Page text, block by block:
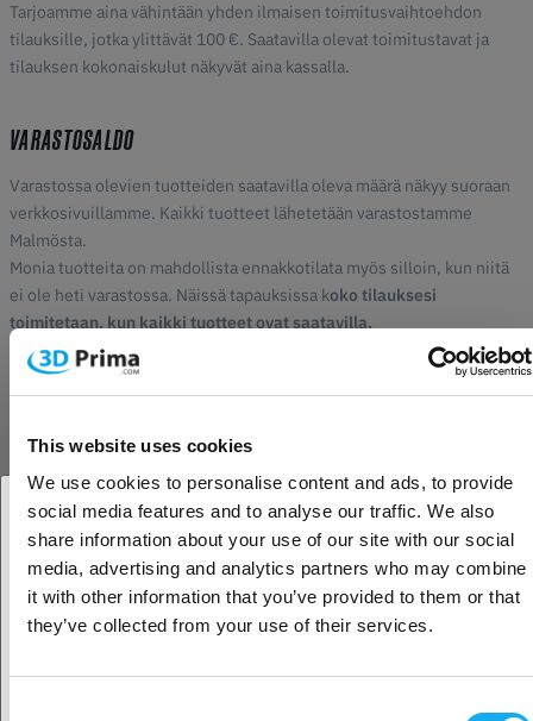
This website uses cookies
We use cookies to personalise content and ads, to provide
social media features and to analyse our traffic. We also
share information about your use of our site with our social
media, advertising and analytics partners who may combine
it with other information that you’ve provided to them or that
they’ve collected from your use of their services.
Tarjoamme aina vähintään yhden ilmaisen toimitusvaihtoehdon
tilauksille, jotka ylittävät 100 €. Saatavilla olevat toimitustavat ja
tilauksen kokonaiskulut näkyvät aina kassalla.
VARASTOSALDO
Varastossa olevien tuotteiden saatavilla oleva määrä näkyy suoraan
verkkosivuillamme. Kaikki tuotteet lähetetään varastostamme
Malmösta.
Monia tuotteita on mahdollista ennakkotilata myös silloin, kun niitä
ei ole heti varastossa. Näissä tapauksissa koko tilauksesi
toimitetaan, kun kaikki tuotteet ovat saatavilla.
Jos tuote on merkitty
, se tarkoittaa,
saadaksesi tuotteen heti, kun se on saatavilla. Päivämäärä on aina
alustava ja saattaa muuttua.
Jos tuote on merkitty ”Ei arvioitua päivämäärää”, se tarkoittaa, että
olemme tehneet tilauksen toimittajaltamme, mutta emme ole vielä
saaneet vahvistettua toimituspäivää. Huomioithan, että joillakin
tuotteilla voi olla pitkä toimitusaika.
emme pidä varastossa. Kun teet tilauksen, tilaamme tuotteen
Oletko yritys- vai yksityisasiakas?
Yritysasiakas